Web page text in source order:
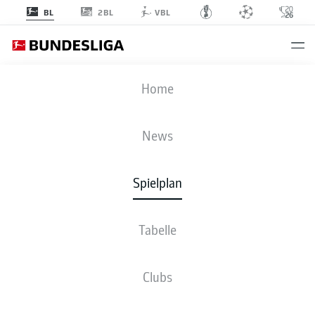
BL 2BL VBL
Home
News
Spielplan
Tabelle
Clubs
BVB
2 3
AUFSTELLUNGEN